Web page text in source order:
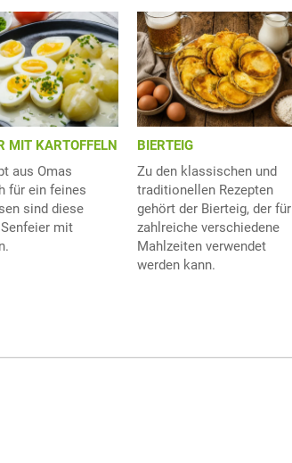
MIT KARTOFFELN
aus Omas
für ein feines
sind diese
mit
BIERTEIG
Zu den klassischen und
traditionellen Rezepten
gehört der Bierteig, der für
zahlreiche verschiedene
Mahlzeiten verwendet
werden kann.